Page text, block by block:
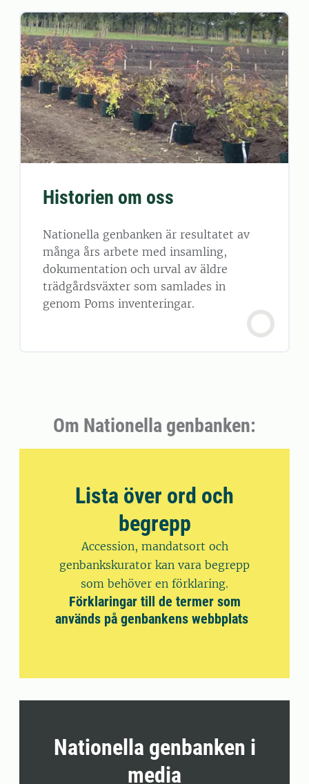
Historien om oss
Nationella genbanken är resultatet av
många års arbete med insamling,
dokumentation och urval av äldre
trädgårdsväxter som samlades in
genom Poms inventeringar.
Om Nationella genbanken:
Lista över ord och
begrepp
Accession, mandatsort och
genbankskurator kan vara begrepp
som behöver en förklaring.
Förklaringar till de termer som
används på genbankens webbplats
Nationella genbanken i
media